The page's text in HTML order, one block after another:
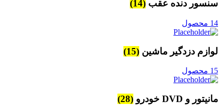
سنسور دنده عقب (14)
14 محصول
لوازم دزدگیر ماشین (15)
15 محصول
مانیتور و DVD خودرو (28)